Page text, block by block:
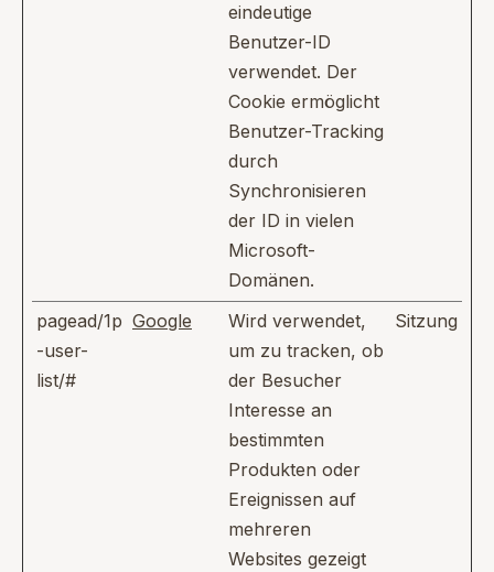
eindeutige
Benutzer-ID
verwendet. Der
Cookie ermöglicht
Benutzer-Tracking
durch
Synchronisieren
der ID in vielen
Microsoft-
Domänen.
pagead/1p
-user-
list/#
Google
Wird verwendet,
um zu tracken, ob
der Besucher
Interesse an
bestimmten
Produkten oder
Ereignissen auf
mehreren
Websites gezeigt
Sitzung